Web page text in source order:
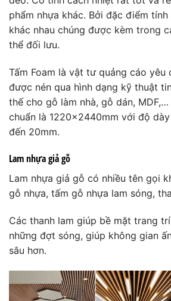
phẩm nhựa khác. Bởi đặc điểm
khác nhau chúng được kèm trong
thể đối lưu.
Tấm Foam là vật tư quảng cáo yêu
được nén qua hình dạng kỹ thuật
thế cho gỗ làm nhà, gỗ dán,
chuẩn là 1220x2440mm với độ
đến 20mm.
Lam nhựa giả gỗ
Lam nhựa giả gỗ có nhiều tên gọi
gỗ nhựa, tấm gỗ nhựa lam sóng,
Các thanh lam giúp bề mặt trang
những đợt sóng, giúp không gian
sâu hơn.